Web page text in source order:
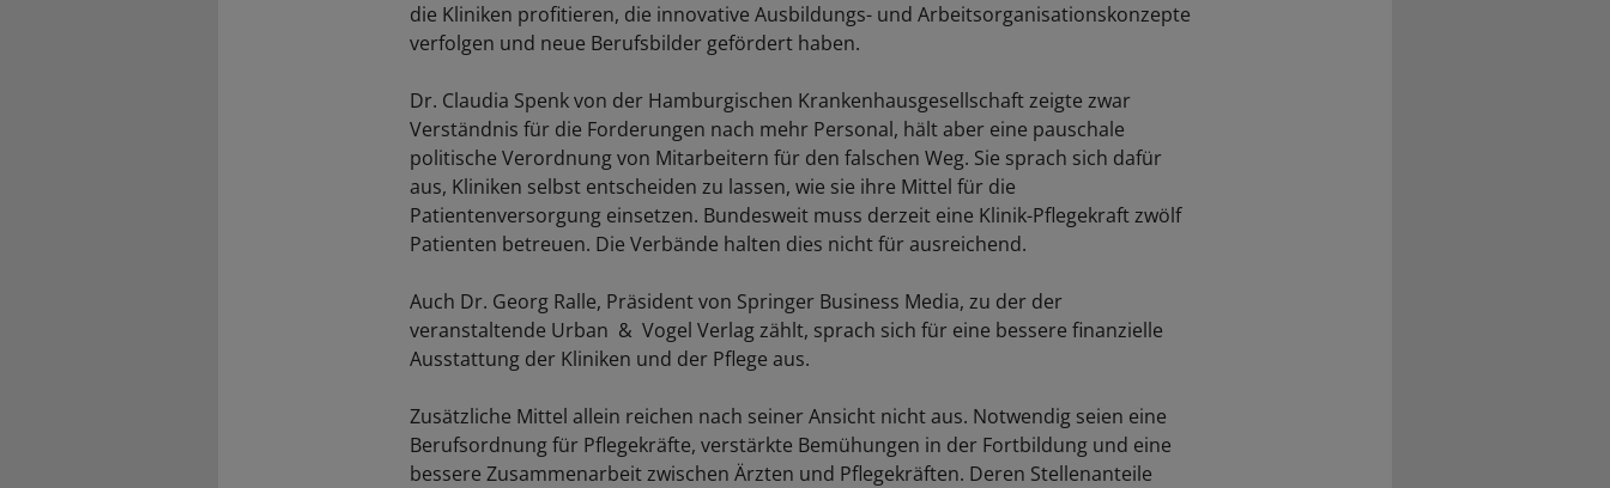
die Kliniken profitieren, die innovative Ausbildungs- und Arbeitsorganisationskonzepte
verfolgen und neue Berufsbilder gefördert haben.
Dr. Claudia Spenk von der Hamburgischen Krankenhausgesellschaft zeigte zwar
Verständnis für die Forderungen nach mehr Personal, hält aber eine pauschale
politische Verordnung von Mitarbeitern für den falschen Weg. Sie sprach sich dafür
aus, Kliniken selbst entscheiden zu lassen, wie sie ihre Mittel für die
Patientenversorgung einsetzen. Bundesweit muss derzeit eine Klinik-Pflegekraft zwölf
Patienten betreuen. Die Verbände halten dies nicht für ausreichend.
Auch Dr. Georg Ralle, Präsident von Springer Business Media, zu der der
veranstaltende Urban & Vogel Verlag zählt, sprach sich für eine bessere finanzielle
Ausstattung der Kliniken und der Pflege aus.
Zusätzliche Mittel allein reichen nach seiner Ansicht nicht aus. Notwendig seien eine
Berufsordnung für Pflegekräfte, verstärkte Bemühungen in der Fortbildung und eine
bessere Zusammenarbeit zwischen Ärzten und Pflegekräften. Deren Stellenanteile